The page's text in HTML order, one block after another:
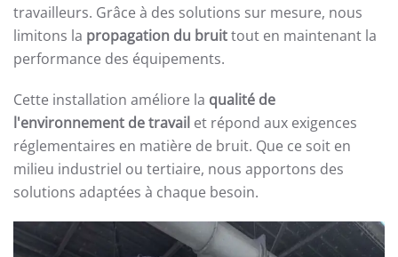
travailleurs. Grâce à des solutions sur mesure, nous
limitons la propagation du bruittout en maintenant la
performance des équipements.
Cette installation améliore la qualité de
l'environnement de travail et répond aux exigences
réglementaires en matière de bruit. Que ce soit en
milieu industriel ou tertiaire, nous apportons des
solutions adaptées à chaque besoin.